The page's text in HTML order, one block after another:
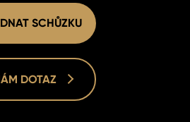
SCHŮZKU
DOTAZ